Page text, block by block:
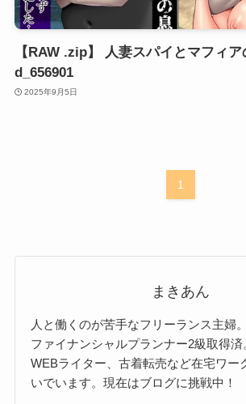
【RAW .zip】 人妻スパイとマフィ
d_656901
2025年9月5日
1
まきあん
人と働くのが苦手なフリーランス主婦。
ファイナンシャルプランナー2級取得済
WEBライター、古着転売など在宅ワー
いでいます。現在はブログに挑戦中！